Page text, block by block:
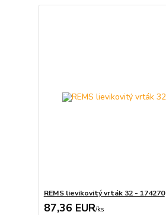
REMS lievikovitý vrták 32 - 174270
87,36 EUR/ks